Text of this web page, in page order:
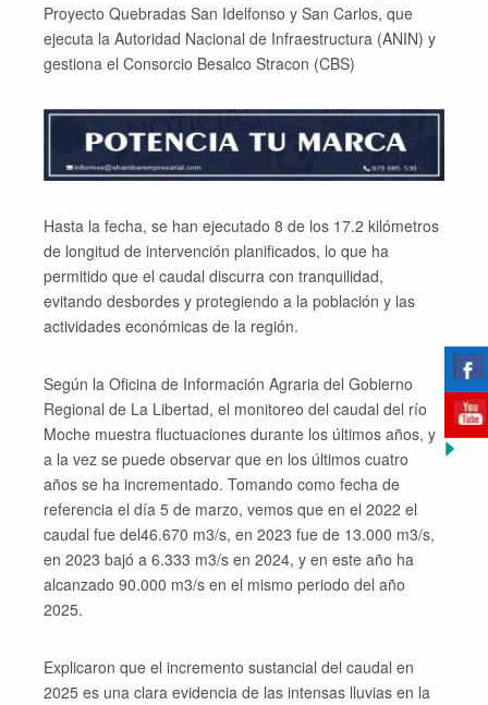
Proyecto Quebradas San Idelfonso y San Carlos, que
ejecuta la Autoridad Nacional de Infraestructura (ANIN) y
gestiona el Consorcio Besalco Stracon (CBS)
Hasta la fecha, se han ejecutado 8 de los 17.2 kilómetros
de longitud de intervención planificados, lo que ha
permitido que el caudal discurra con tranquilidad,
evitando desbordes y protegiendo a la población y las
actividades económicas de la región.
Según la Oficina de Información Agraria del Gobierno
Regional de La Libertad, el monitoreo del caudal del río
Moche muestra fluctuaciones durante los últimos años, y
a la vez se puede observar que en los últimos cuatro
años se ha incrementado. Tomando como fecha de
referencia el día 5 de marzo, vemos que en el 2022 el
caudal fue del46.670 m3/s, en 2023 fue de 13.000 m3/s,
en 2023 bajó a 6.333 m3/s en 2024, y en este año ha
alcanzado 90.000 m3/s en el mismo periodo del año
2025.
Explicaron que el incremento sustancial del caudal en
2025 es una clara evidencia de las intensas lluvias en la